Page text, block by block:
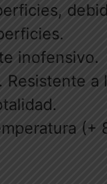
inofensivo.
Resistente a
(+